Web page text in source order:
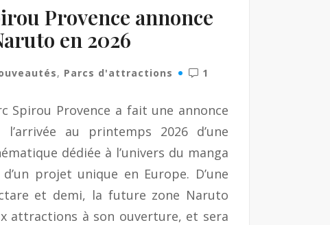
Provence annonce
en 2026
, Parcs d'attractions 1
Spirou Provence a fait une annonce
l’arrivée au printemps 2026 d’une
dédiée à l’univers du manga
projet unique en Europe. D’une
et demi, la future zone Naruto
attractions à son ouverture, et sera